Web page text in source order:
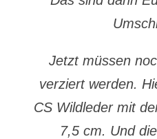
Jetzt müssen
verziert werden.
CS Wildleder mit
7,5 cm. Und